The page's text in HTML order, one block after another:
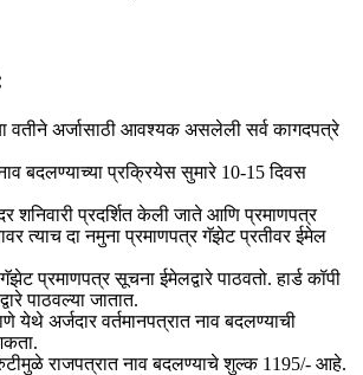
वतीने अर्जासाठी आवश्यक असलेली सर्व कागदपत्रे
बदलण्याच्या प्रक्रियेस सुमारे 10-15 दिवस
शनिवारी प्रदर्शित केली जाते आणि प्रमाणपत्र
त्याच दा नमुना प्रमाणपत्र गॅझेट प्रतीवर ईमेल
प्रमाणपत्र सूचना ईमेलद्वारे पाठवतो. हार्ड कॉपी
पाठवल्या जातात.
येथे अर्जदार वर्तमानपत्रात नाव बदलण्याची
राजपत्रात नाव बदलण्याचे शुल्क 1195/- आहे.